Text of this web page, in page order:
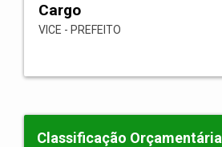
Cargo
VICE - PREFEITO
Classificação Orçamentária